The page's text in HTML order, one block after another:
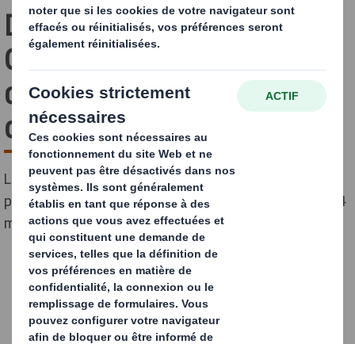
DS Smith Packaging
Contoire-Hamel engagé
dans la lutte contre le
cancer !
La team DS Smith Packaging de Contoire-Hamel a
participé au "Relais pour la Vie de la Somme" le 13 et 14
mai à Amiens au profit de la Ligue contre le Cancer.